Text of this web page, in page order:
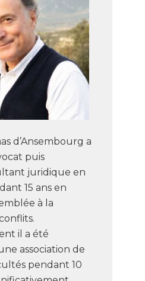
d’Ansembourg a
puis
juridique en
15 ans en
à la
il a été
association de
pendant 10